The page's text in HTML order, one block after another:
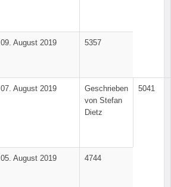
09. August 2019 5357
07. August 2019
Geschrieben
von Stefan
Dietz
5041
05. August 2019 4744